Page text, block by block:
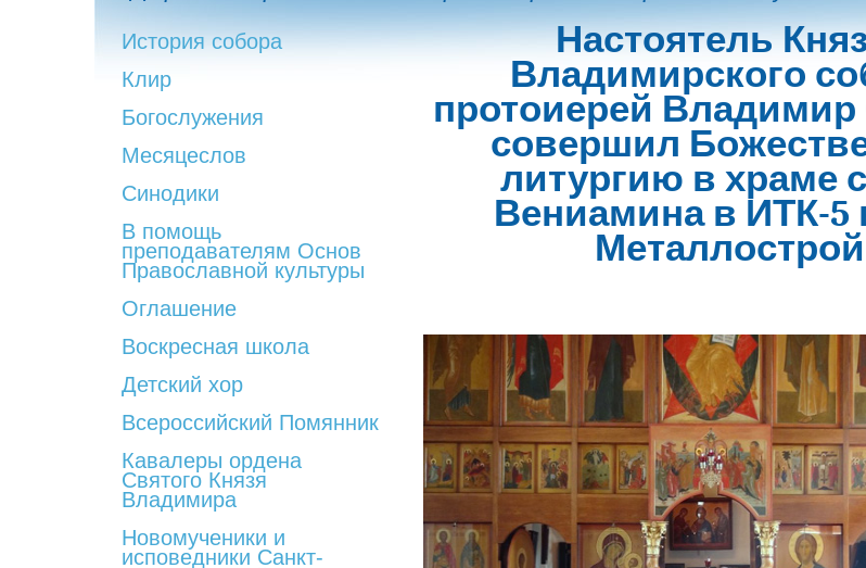
История собора
Клир
Богослужения
Месяцеслов
Синодики
В помощь
преподавателям Основ
Православной культуры
Оглашение
Воскресная школа
Детский хор
Всероссийский Помянник
Кавалеры ордена
Святого Князя
Владимира
Новомученики и
исповедники Санкт-
Настоятель
Владимирского
протоиерей
совершил
литургию в храме
Вениамина в ИТК-5
Металлострой